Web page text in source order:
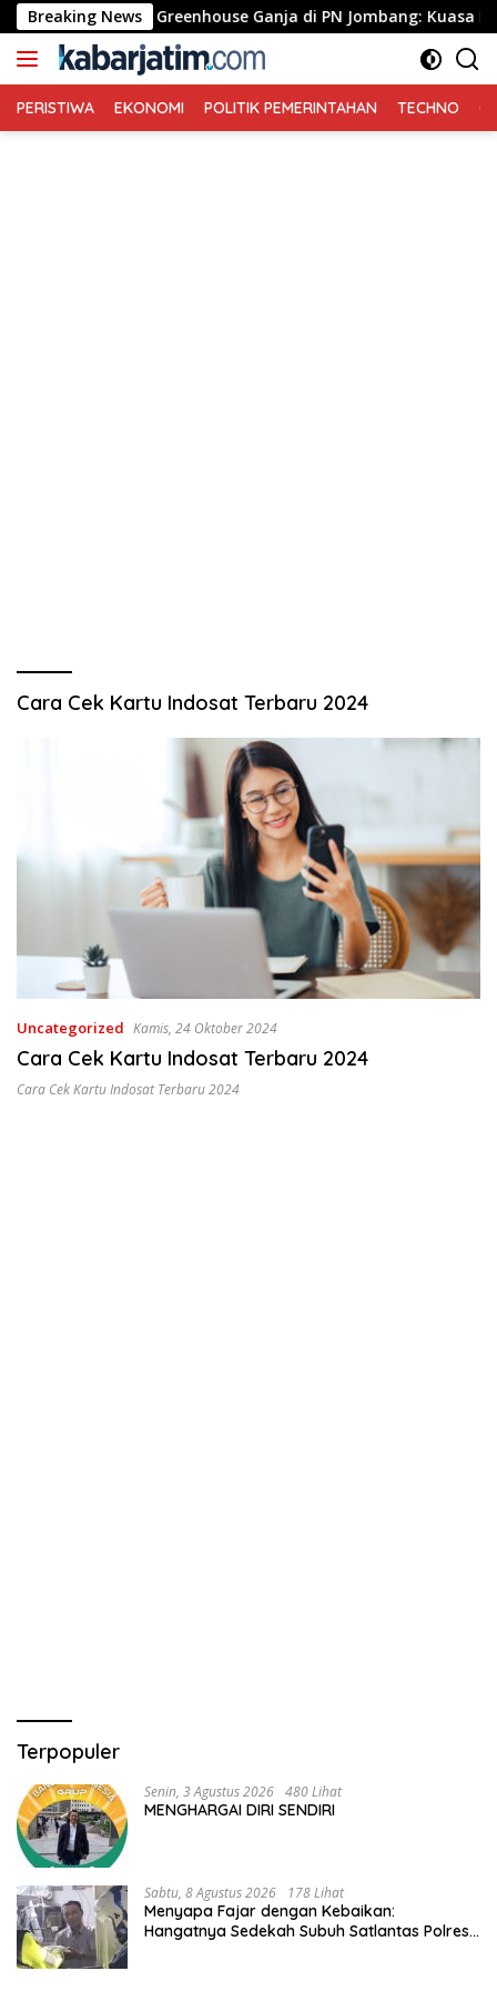
Langsung
ke
konten
Breaking News
Pledoi Kasus Greenhouse Ganja di PN Jombang: Kuasa
PERISTIWA EKONOMI POLITIK PEMERINTAHAN TECHNO
Cara Cek Kartu Indosat Terbaru 2024
Uncategorized Kamis, 24 Oktober 2024
Cara Cek Kartu Indosat Terbaru 2024
Cara Cek Kartu Indosat Terbaru 2024
Terpopuler
Senin, 3 Agustus 2026 480 Lihat
MENGHARGAI DIRI SENDIRI
Sabtu, 8 Agustus 2026 178 Lihat
Menyapa Fajar dengan Kebaikan:
Hangatnya Sedekah Subuh Satlantas Polres